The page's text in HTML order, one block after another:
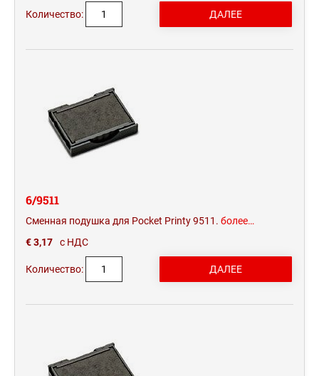
Количество:
6/9511
Сменная подушка для Pocket Printy 9511. более…
€ 3,17
с НДС
Количество: